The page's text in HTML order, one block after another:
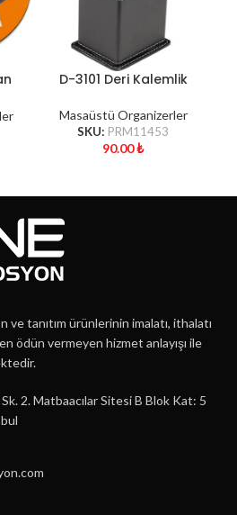
D-3101 Deri Kalemlik
Masaüstü Organizerler
SKU: PRM11453
90.00₺
tanıtım ürünlerinin imalatı, ithalatı
ödün vermeyen hizmet anlayışı ile
2. Matbaacılar Sitesi B Blok Kat: 5